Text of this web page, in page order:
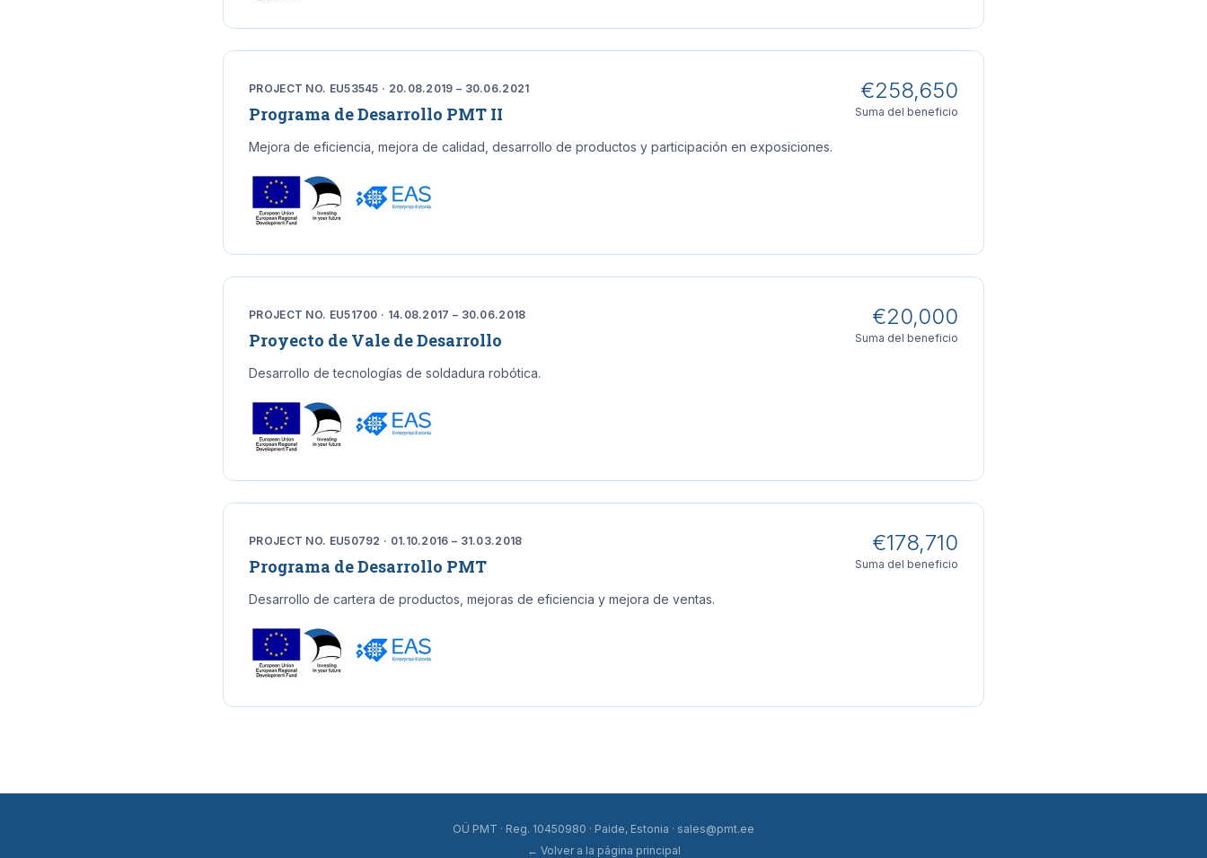
PROJECT NO. EU53545 · 20.08.2019 – 30.06.2021
Programa de Desarrollo PMT II
€258,650
Suma del beneficio
Mejora de eficiencia, mejora de calidad, desarrollo de productos y participación en exposiciones.
PROJECT NO. EU51700 · 14.08.2017 – 30.06.2018
Proyecto de Vale de Desarrollo
€20,000
Suma del beneficio
Desarrollo de tecnologías de soldadura robótica.
PROJECT NO. EU50792 · 01.10.2016 – 31.03.2018
Programa de Desarrollo PMT
€178,710
Suma del beneficio
Desarrollo de cartera de productos, mejoras de eficiencia y mejora de ventas.
OÜ PMT · Reg. 10450980 · Paide, Estonia · sales@pmt.ee
← Volver a la página principal